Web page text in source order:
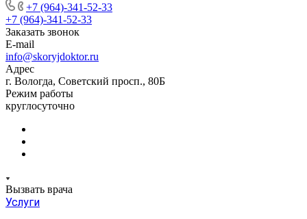
+7 (964)-341-52-33
+7 (964)-341-52-33
Заказать звонок
E-mail
info@skoryjdoktor.ru
Адрес
г. Вологда, Советский просп., 80Б
Режим работы
круглосуточно
Вызвать врача
Услуги